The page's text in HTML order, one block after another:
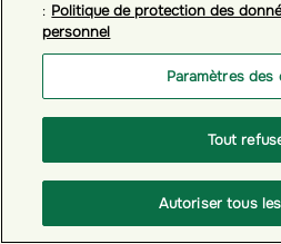
Gestion financière
Actualités Épargnants
Comprendre l'épargne salariale
Actualités – Entreprise
Découvrir nos offres
: Politique de protection des
personnel
Paramètres des
Tout
Autoriser tous